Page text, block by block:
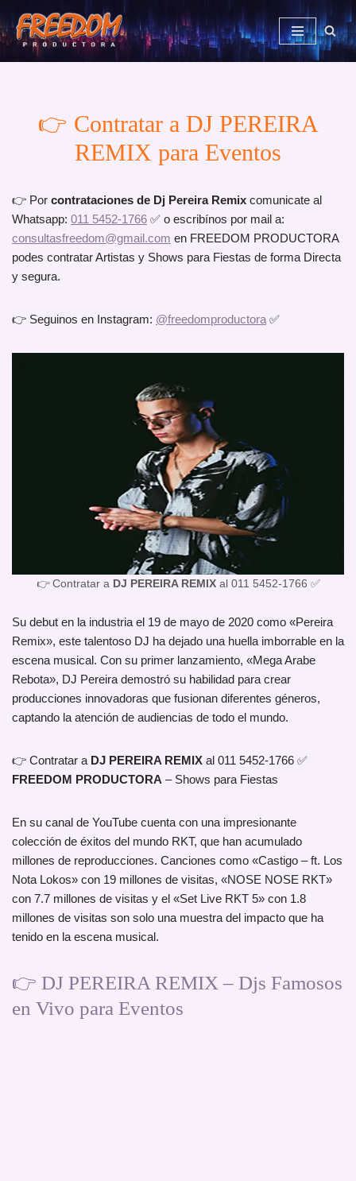
Saltar
al
👉 Contratar a DJ PEREIRA
REMIX para Eventos
👉 Por contrataciones de Dj Pereira Remix comunicate al
Whatsapp: 011 5452-1766 ✅ o escribínos por mail a:
consultasfreedom@gmail.com en FREEDOM PRODUCTORA
podes contratar Artistas y Shows para Fiestas de forma Directa
y segura.
👉 Seguinos en Instagram: @freedomproductora ✅
👉 Contratar a DJ PEREIRA REMIXal 011 5452-1766 ✅
Su debut en la industria el 19 de mayo de 2020 como «Pereira
Remix», este talentoso DJ ha dejado una huella imborrable en la
escena musical. Con su primer lanzamiento, «Mega Arabe
Rebota», DJ Pereira demostró su habilidad para crear
producciones innovadoras que fusionan diferentes géneros,
captando la atención de audiencias de todo el mundo.
👉 Contratar a DJ PEREIRA REMIX al 011 5452-1766 ✅
FREEDOM PRODUCTORA – Shows para Fiestas
En su canal de YouTube cuenta con una impresionante
colección de éxitos del mundo RKT, que han acumulado
millones de reproducciones. Canciones como «Castigo – ft. Los
Nota Lokos» con 19 millones de visitas, «NOSE NOSE RKT»
con 7.7 millones de visitas y el «Set Live RKT 5» con 1.8
millones de visitas son solo una muestra del impacto que ha
tenido en la escena musical.
👉 DJ PEREIRA REMIX – Djs Famosos
en Vivo para Eventos